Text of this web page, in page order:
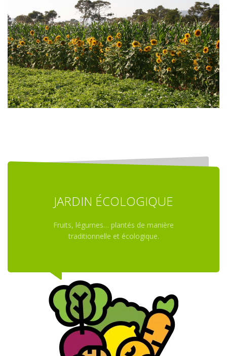
JARDIN ÉCOLOGIQUE
Fruits, légumes… plantés de manière
traditionnelle et écologique.